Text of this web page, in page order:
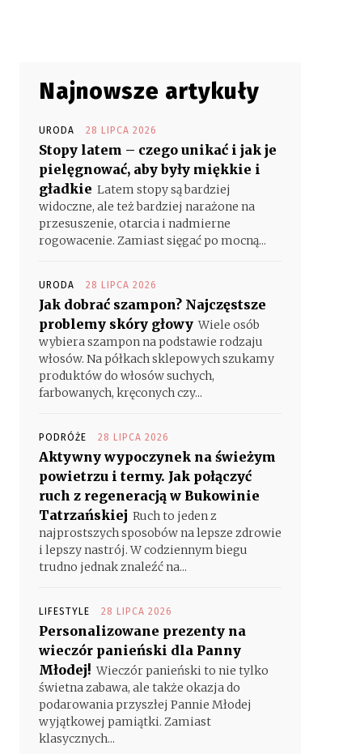
Najnowsze artykuły
URODA 28 LIPCA 2026
Stopy latem – czego unikać i jak je
pielęgnować, aby były miękkie i
gładkie Latem stopy są bardziej
widoczne, ale też bardziej narażone na
przesuszenie, otarcia i nadmierne
rogowacenie. Zamiast sięgać po mocną...
URODA 28 LIPCA 2026
Jak dobrać szampon? Najczęstsze
problemy skóry głowy Wiele osób
wybiera szampon na podstawie rodzaju
włosów. Na półkach sklepowych szukamy
produktów do włosów suchych,
farbowanych, kręconych czy...
PODRÓŻE 28 LIPCA 2026
Aktywny wypoczynek na świeżym
powietrzu i termy. Jak połączyć
ruch z regeneracją w Bukowinie
Tatrzańskiej Ruch to jeden z
najprostszych sposobów na lepsze zdrowie
i lepszy nastrój. W codziennym biegu
trudno jednak znaleźć na...
LIFESTYLE 28 LIPCA 2026
Personalizowane prezenty na
wieczór panieński dla Panny
Młodej! Wieczór panieński to nie tylko
świetna zabawa, ale także okazja do
podarowania przyszłej Pannie Młodej
wyjątkowej pamiątki. Zamiast
klasycznych...